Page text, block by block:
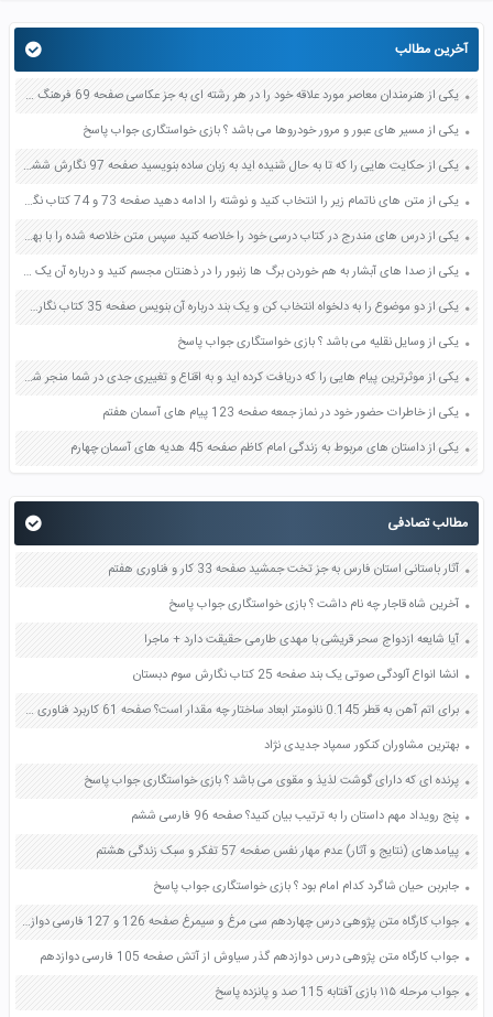
آخرین مطالب
یکی از هنرمندان معاصر مورد علاقه خود را در هر رشته ای به جز عکاسی صفحه 69 فرهنگ و هنر نهم
یکی از مسیر های عبور و مرور خودروها می باشد ؟ بازی خواستگاری جواب پاسخ
یکی از حکایت هایی را که تا به حال شنیده اید به زبان ساده بنویسید صفحه 97 نگارش ششم دبستان
یکی از متن های ناتمام زیر را انتخاب کنید و نوشته را ادامه دهید صفحه 73 و 74 کتاب نگارش فارسی پنجم دبستان
یکی از درس های مندرج در کتاب درسی خود را خلاصه کنید سپس متن خلاصه شده را با بهره گیری از روش های دسته بندی نمودار جدول نقشه مفهومی نشان دهید صفحه 118 نگارش یازدهم
یکی از صدا های آبشار به هم خوردن برگ ها زنبور را در ذهنتان مجسم کنید و درباره آن یک بند بنویسید صفحه 11 نگارش پنجم
یکی از دو موضوع را به دلخواه انتخاب کن و یک بند درباره آن بنویس صفحه 35 کتاب نگارش فارسی سوم
یکی از وسایل نقلیه می باشد ؟ بازی خواستگاری جواب پاسخ
یکی از موثرترین پیام هایی را که دریافت کرده اید و به اقناع و تغییری جدی در شما منجر شده است برسی کنید و علت این تاثیر گذاری قابل توجه را بنویسید صفحه 52 تفکر و سواد رسانه ای دهم
یکی از خاطرات حضور خود در نماز جمعه صفحه 123 پیام های آسمان هفتم
یکی از داستان های مربوط به زندگی امام کاظم صفحه 45 هدیه های آسمان چهارم
مطالب تصادفی
آثار باستانی استان فارس به جز تخت جمشید صفحه 33 کار و فناوری هفتم
آخرین شاه قاجار چه نام داشت ؟ بازی خواستگاری جواب پاسخ
آیا شایعه ازدواج سحر قریشی با مهدی طارمی حقیقت دارد + ماجرا
انشا انواع آلودگی صوتی یک بند صفحه 25 کتاب نگارش سوم دبستان
برای اتم آهن به قطر 0.145 نانومتر ابعاد ساختار چه مقدار است؟ صفحه 61 کاربرد فناوری های نوین یازدهم
بهترین مشاوران کنکور سمپاد جدیدی نژاد
پرنده ای که دارای گوشت لذیذ و مقوی می باشد ؟ بازی خواستگاری جواب پاسخ
پنج رویداد مهم داستان را به ترتیب بیان کنید؟ صفحه 96 فارسی ششم
پیامدهای (نتایج و آثار) عدم مهار نفس صفحه 57 تفکر و سبک زندگی هشتم
جابربن حیان شاگرد کدام امام بود ؟ بازی خواستگاری جواب پاسخ
جواب کارگاه متن پژوهی درس چهاردهم سی مرغ و سیمرغ صفحه 126 و 127 فارسی دوازدهم
جواب کارگاه متن پژوهی درس دوازدهم گذر سیاوش از آتش صفحه 105 فارسی دوازدهم
جواب مرحله ۱۱۵ بازی آفتابه 115 صد و پانزده پاسخ